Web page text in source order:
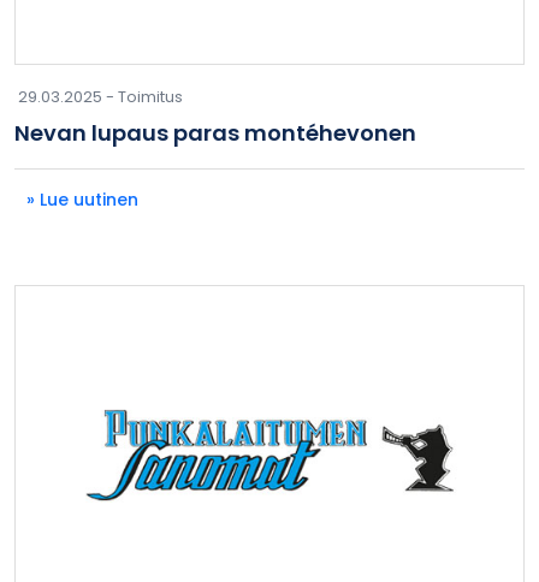
29.03.2025 - Toimitus
Nevan lupaus paras montéhevonen
» Lue uutinen